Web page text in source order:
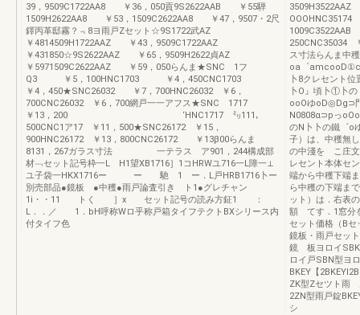
39，9509C1722AA8 ￥36，050貢9S2622AAB ￥55騨
1509H2622AA8 ￥53，1509C2622AA8 ￥47，9507・2尺
鐸丙革邸霧？﹃8ヨ雨戸Zセット☆9S1722武AZ
￥4814509H1722AAZ ￥43，9509C1722AAZ
￥431850☆9S2622AAZ ￥65，9509H2622貞AZ
￥5971509C2622AAZ ￥59，050らんま★SNC 1フ
Q3 ￥5，100HNC1703 ￥4，450CNC1703
￥4，450★SNC26032 ￥7，700HNC26032 ￥6，
700CNC26032 ￥6，700網戸一一アフス★SNC 1717
￥13，200 ‘HNC1717 ㍉111，
500CNC1ア17 ￥11，500★SNC26172 ￥15，
900HNC26172 ￥13，800CNC26172 ￥13β00らんま
8131，267ガラス寸法 一テラス ア901，244構成部
材﹁セット記号枠一L H1望XB1716］1コHRWユ716一L障一⊥
ユ子袋一HKX1716ー ー 馳 1 ー．L戸HRB1716卜ー
別売部品●鏡板 ●中穫●雨戸論査引き ト1●グレチャン
1i・・11 トく ］x セット記号の読み方鉦1 ：
L．．／ 1．bH呼称Wロ乎称戸箱タイフテクトBXシリース内
付タイフ色
OOOHNC35174
1009C3522AAB
250CNC35034
ス寸法らんま中
oa゜
卜8クレセント
卜O』頃卜①卜
ooOゆoD◎Dg⊃
N0808α⊃pっ
のN卜卜の鐵゜o
子）は、中穫無
の中淺を こ庄文
レセント本体セ
端から中穫下端
ら中穫の下端ま
ット）は．右表
額 てす．1窓分
セット価格（B
鏡板・雨戸セッ
鏡 板ヨロイSBK
ロイ戸SBN型ヨ
BKEY【
ZK型Zセツト雨
2ZN型雨戸錠
シ